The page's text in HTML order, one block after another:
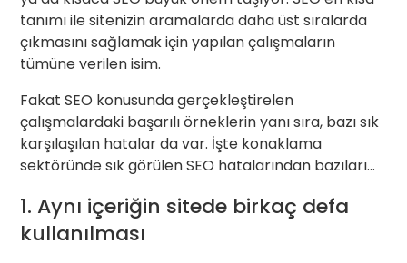
tanımı ile sitenizin aramalarda daha üst sıralarda
çıkmasını sağlamak için yapılan çalışmaların
tümüne verilen isim.
Fakat SEO konusunda gerçekleştirelen
çalışmalardaki başarılı örneklerin yanı sıra, bazı sık
karşılaşılan hatalar da var. İşte konaklama
sektöründe sık görülen SEO hatalarından bazıları…
1. Aynı içeriğin sitede birkaç defa
kullanılması